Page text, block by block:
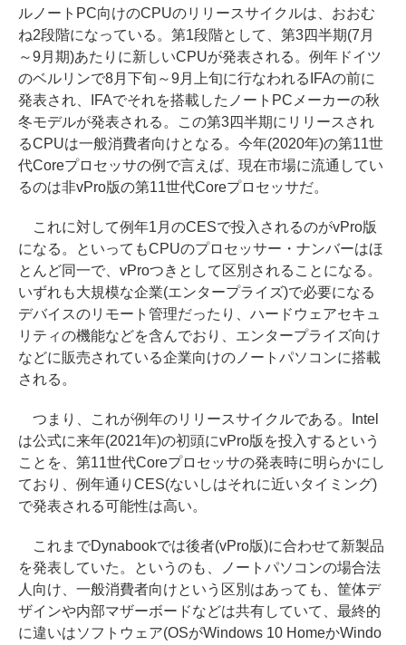
ルノートPC向けのCPUのリリースサイクルは、おおむ
ね2段階になっている。第1段階として、第3四半期(7月
～9月期)あたりに新しいCPUが発表される。例年ドイツ
のベルリンで8月下旬～9月上旬に行なわれるIFAの前に
発表され、IFAでそれを搭載したノートPCメーカーの秋
冬モデルが発表される。この第3四半期にリリースされ
るCPUは一般消費者向けとなる。今年(2020年)の第11世
代Coreプロセッサの例で言えば、現在市場に流通してい
るのは非vPro版の第11世代Coreプロセッサだ。
これに対して例年1月のCESで投入されるのがvPro版
になる。といってもCPUのプロセッサー・ナンバーはほ
とんど同一で、vProつきとして区別されることになる。
いずれも大規模な企業(エンタープライズ)で必要になる
デバイスのリモート管理だったり、ハードウェアセキュ
リティの機能などを含んでおり、エンタープライズ向け
などに販売されている企業向けのノートパソコンに搭載
される。
つまり、これが例年のリリースサイクルである。Intel
は公式に来年(2021年)の初頭にvPro版を投入するという
ことを、第11世代Coreプロセッサの発表時に明らかにし
ており、例年通りCES(ないしはそれに近いタイミング)
で発表される可能性は高い。
これまでDynabookでは後者(vPro版)に合わせて新製品
を発表していた。というのも、ノートパソコンの場合法
人向け、一般消費者向けという区別はあっても、筐体デ
ザインや内部マザーボードなどは共有していて、最終的
に違いはソフトウェア(OSがWindows 10 HomeかWindo